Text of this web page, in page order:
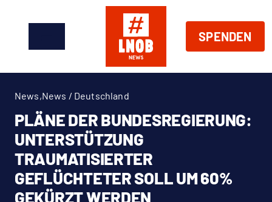
SPENDEN
News
Handeln
Shop
News,News / Deutschland
PLÄNE DER BUNDESREGIERUNG:
UNTERSTÜTZUNG
TRAUMATISIERTER
GEFLÜCHTETER SOLL UM 60%
GEKÜRZT WERDEN